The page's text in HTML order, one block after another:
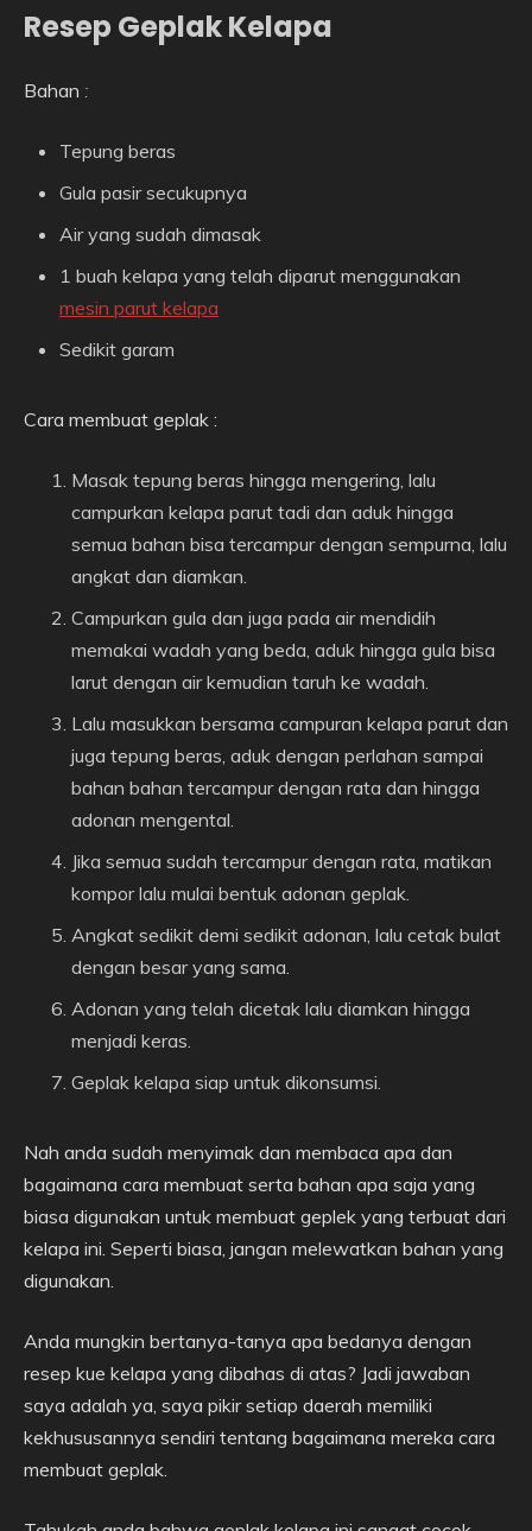
Resep Geplak Kelapa
Bahan :
Tepung beras
Gula pasir secukupnya
Air yang sudah dimasak
1 buah kelapa yang telah diparut menggunakan
mesin parut kelapa
Sedikit garam
Cara membuat geplak :
Masak tepung beras hingga mengering, lalu
campurkan kelapa parut tadi dan aduk hingga
semua bahan bisa tercampur dengan sempurna, lalu
angkat dan diamkan.
Campurkan gula dan juga pada air mendidih
memakai wadah yang beda, aduk hingga gula bisa
larut dengan air kemudian taruh ke wadah.
Lalu masukkan bersama campuran kelapa parut dan
juga tepung beras, aduk dengan perlahan sampai
bahan bahan tercampur dengan rata dan hingga
adonan mengental.
Jika semua sudah tercampur dengan rata, matikan
kompor lalu mulai bentuk adonan geplak.
Angkat sedikit demi sedikit adonan, lalu cetak bulat
dengan besar yang sama.
Adonan yang telah dicetak lalu diamkan hingga
menjadi keras.
Geplak kelapa siap untuk dikonsumsi.
Nah anda sudah menyimak dan membaca apa dan
bagaimana cara membuat serta bahan apa saja yang
biasa digunakan untuk membuat geplek yang terbuat dari
kelapa ini. Seperti biasa, jangan melewatkan bahan yang
digunakan.
Anda mungkin bertanya-tanya apa bedanya dengan
resep kue kelapa yang dibahas di atas? Jadi jawaban
saya adalah ya, saya pikir setiap daerah memiliki
kekhususannya sendiri tentang bagaimana mereka cara
membuat geplak.